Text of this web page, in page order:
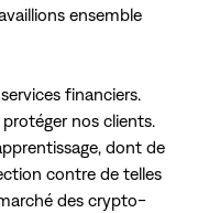
ensemble
financiers.
nos clients.
dont de
contre de telles
des crypto-